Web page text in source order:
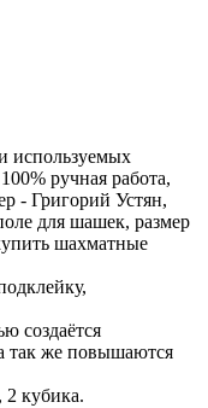
используемых
ручная работа,
- Григорий Устян,
для шашек, размер
шахматные
создаётся
так же повышаются
2 кубика.